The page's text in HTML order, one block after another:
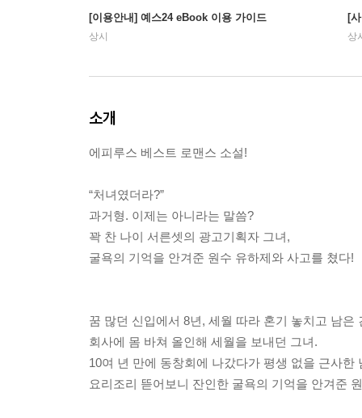
[이용안내] 예스24 eBook 이용 가이드
상시
[
상
소개
에피루스 베스트 로맨스 소설!
“처녀였더라?”
과거형. 이제는 아니라는 말씀?
꽉 찬 나이 서른셋의 광고기획자 그녀,
굴욕의 기억을 안겨준 원수 유하제와 사고를 쳤다!
꿈 많던 신입에서 8년, 세월 따라 혼기 놓치고 남은
회사에 몸 바쳐 올인해 세월을 보내던 그녀.
10여 년 만에 동창회에 나갔다가 평생 없을 근사한
요리조리 뜯어보니 잔인한 굴욕의 기억을 안겨준